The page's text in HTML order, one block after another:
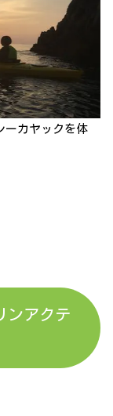
ーカヤックを体
ンアクテ